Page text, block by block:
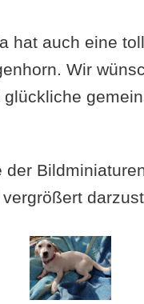
hat auch eine
Wir
der